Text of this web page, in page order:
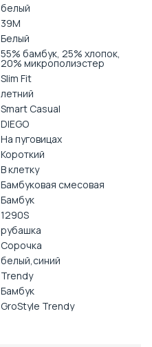
белый
39M
Белый
55% бамбук, 25% хлопок,
20% микрополиэстер
Slim Fit
летний
Smart Casual
DIEGO
На пуговицах
Короткий
В клетку
Бамбуковая смесовая
Бамбук
1290S
рубашка
Сорочка
белый,синий
Trendy
Бамбук
GroStyle Trendy